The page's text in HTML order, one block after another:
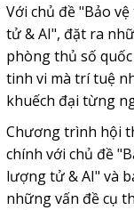
Với chủ đề "Bảo
tử & AI", đặt ra
phòng thủ số
tinh vi mà trí tuệ
khuếch đại từng
Chương trình hội
chính với chủ đề
lượng tử & AI" và
những vấn đề cụ